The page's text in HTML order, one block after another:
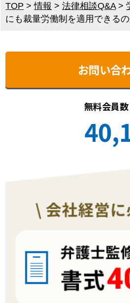
TOP >情報 >法律相談Q&A>
にも裁量労働制を適用できるの
お問い合
無料会員数